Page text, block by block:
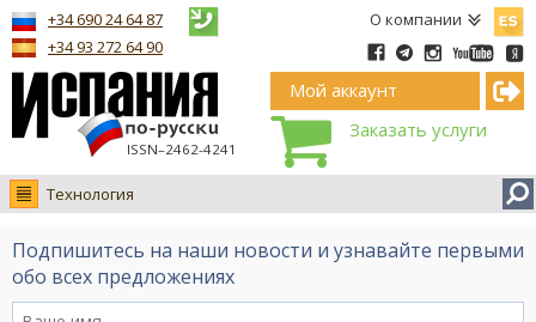
О компании
ISSN–2462-4241
+34 690 24 64 87
+34 93 272 64 90
Мой аккаунт
Заказать услуги
Технология
Новости
Интервью
Подпишитесь на наши новости и узнавайте первыми
обо всех предложениях